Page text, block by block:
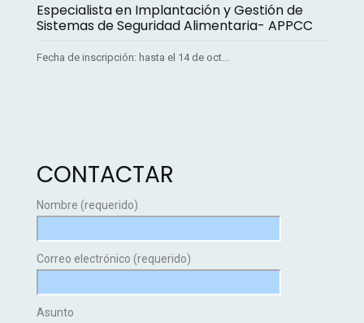
Especialista en Implantación y Gestión de
Sistemas de Seguridad Alimentaria- APPCC
Fecha de inscripción: hasta el 14 de oct...
CONTACTAR
Nombre (requerido)
Correo electrónico (requerido)
Asunto